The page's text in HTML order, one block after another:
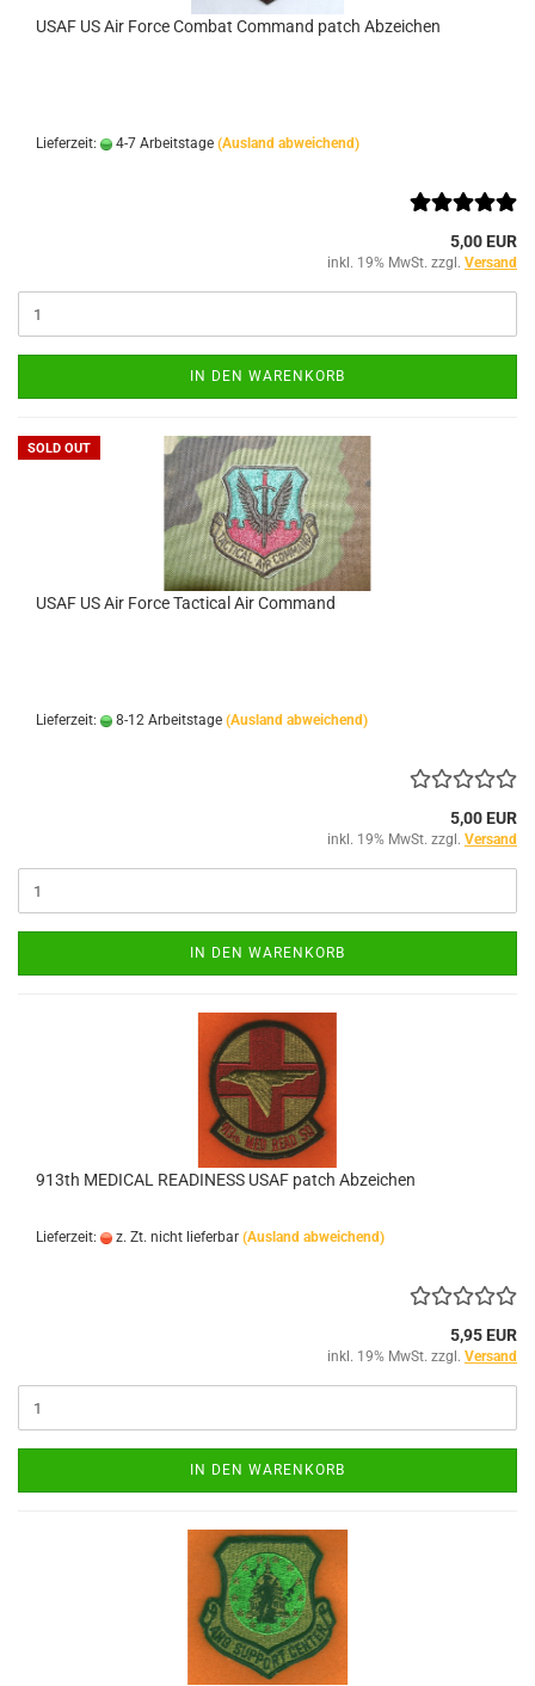
USAF US Air Force Combat Command patch Abzeichen
Lieferzeit: 4-7 Arbeitstage (Ausland abweichend)
5,00 EUR
inkl. 19% MwSt. zzgl. Versand
IN DEN WARENKORB
SOLD OUT
USAF US Air Force Tactical Air Command
Lieferzeit: 8-12 Arbeitstage (Ausland abweichend)
5,00 EUR
inkl. 19% MwSt. zzgl. Versand
IN DEN WARENKORB
913th MEDICAL READINESS USAF patch Abzeichen
Lieferzeit: z. Zt. nicht lieferbar (Ausland abweichend)
5,95 EUR
inkl. 19% MwSt. zzgl. Versand
IN DEN WARENKORB